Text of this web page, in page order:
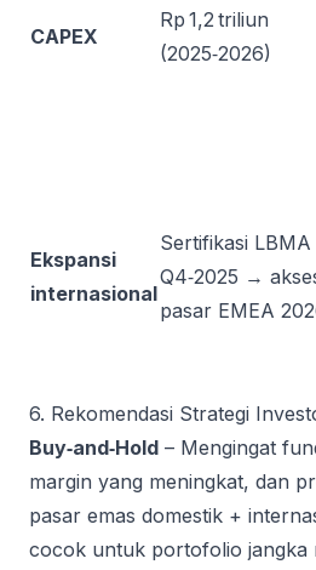
CAPEX
Rp 1,2 triliun
(2025‑2026)
Ekspansi
internasional
Sertifikasi LBMA
Q4‑2025 →
pasar EMEA
6. Rekomendasi Strategi
Buy‑and‑Hold – Mengingat
margin yang meningkat, dan
pasar emas domestik +
cocok untuk portofolio jangka